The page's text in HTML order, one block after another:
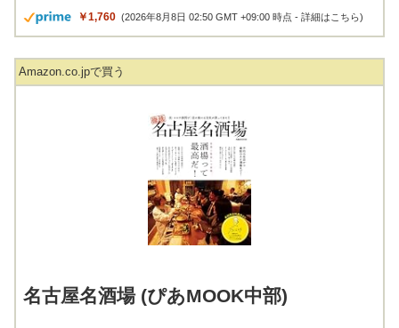
￥1,760 (2026年8月8日 02:50 GMT +09:00 時点 -詳細はこちら)
Amazon.co.jpで買う
名古屋名酒場 (ぴあMOOK中部)